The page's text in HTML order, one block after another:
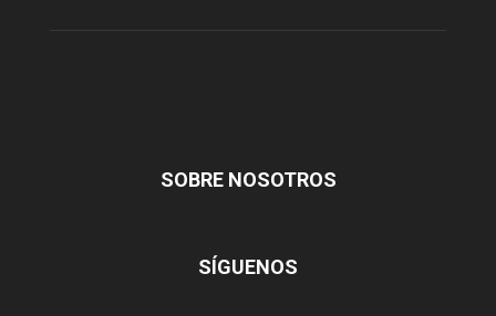
SOBRE NOSOTROS
SÍGUENOS